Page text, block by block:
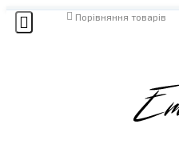
Порівняння товарів